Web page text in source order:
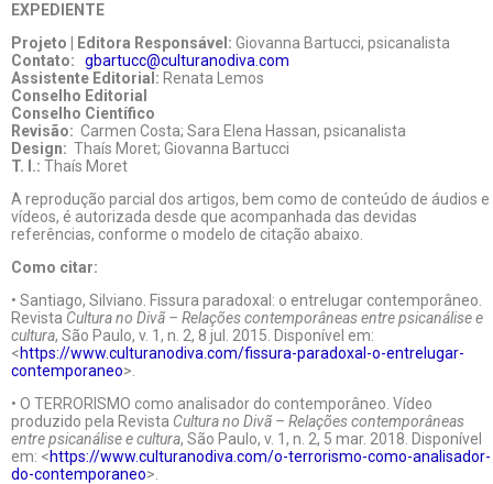
EXPEDIENTE
Projeto | Editora Responsável: Giovanna Bartucci, psicanalista
Contato: gbartucc@culturanodiva.com
Assistente Editorial: Renata Lemos
Conselho Editorial
Conselho Científico
Revisão: Carmen Costa; Sara Elena Hassan, psicanalista
Design: Thaís Moret; Giovanna Bartucci
T. I.: Thaís Moret
A reprodução parcial dos artigos, bem como de conteúdo de áudios e
vídeos, é autorizada desde que acompanhada das devidas
referências, conforme o modelo de citação abaixo.
Como citar:
• Santiago, Silviano. Fissura paradoxal: o entrelugar contemporâneo.
Revista Cultura no Divã – Relações contemporâneas entre psicanálise e
cultura, São Paulo, v. 1, n. 2, 8 jul. 2015. Disponível em:
<https://www.culturanodiva.com/fissura-paradoxal-o-entrelugar-
contemporaneo>.
• O TERRORISMO como analisador do contemporâneo. Vídeo
produzido pela Revista Cultura no Divã – Relações contemporâneas
entre psicanálise e cultura, São Paulo, v. 1, n. 2, 5 mar. 2018. Disponível
em: <https://www.culturanodiva.com/o-terrorismo-como-analisador-
do-contemporaneo>.